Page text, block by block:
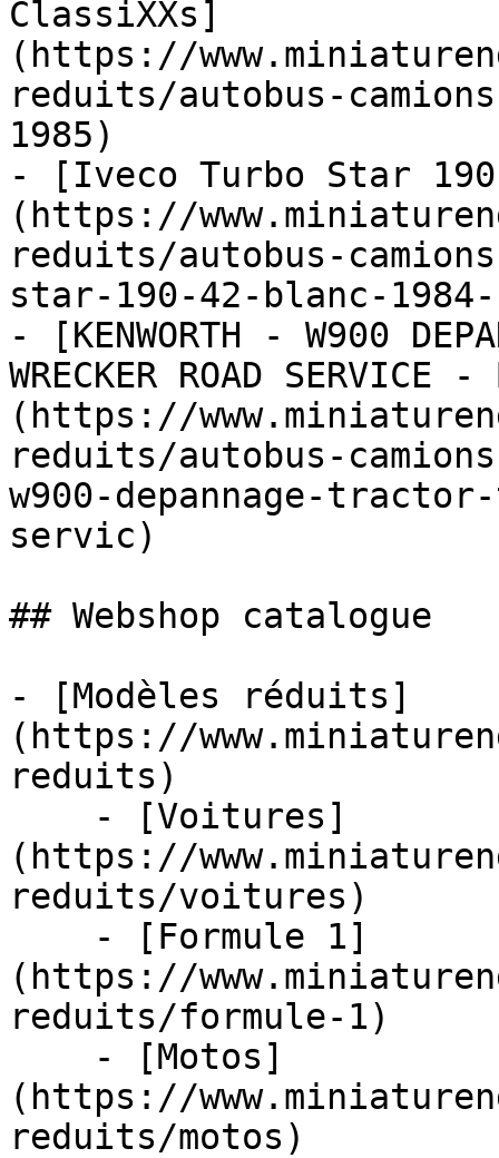
ClassiXXs]
(https://
reduits/autobus-
1985)
- [Iveco Turbo Star
(https://
reduits/autobus-
star-190-42-blanc-
- [KENWORTH - W900
WRECKER ROAD SERVICE -
(https://
reduits/autobus-
w900-depannage-
servic)
## Webshop catalogue
- [Modèles réduits]
(https://
reduits)
(https://
reduits/voitures)
(https://
reduits/formule-1)
(https://
reduits/motos)